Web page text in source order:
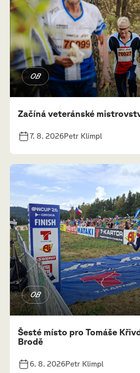
OB
Začíná veteránské
7. 8. 2026Petr Klimpl
OB
Šesté místo pro Tomáše
Brodě
6. 8. 2026Petr Klimpl